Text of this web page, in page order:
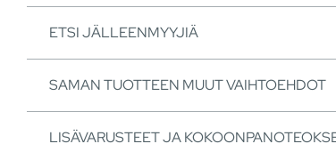
ETSI JÄLLEENMYYJIÄ
SAMAN TUOTTEEN MUUT VAIHTOEHDOT
LISÄVARUSTEET JA